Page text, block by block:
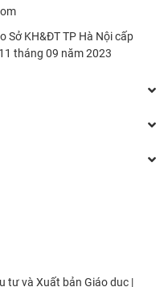
Sở KH&ĐT TP Hà Nội cấp
tháng 09 năm 2023
tư và Xuất bản Giáo dục |